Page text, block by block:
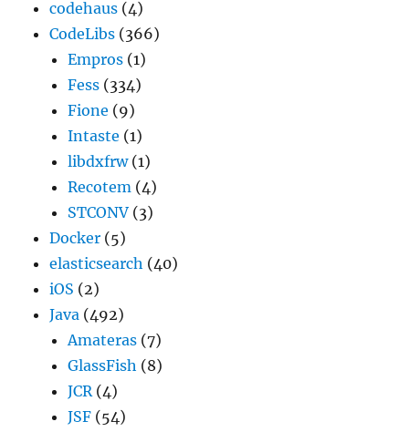
codehaus (4)
CodeLibs (366)
Empros (1)
Fess (334)
Fione (9)
Intaste (1)
libdxfrw(1)
Recotem (4)
STCONV (3)
Docker (5)
elasticsearch (40)
iOS (2)
Java (492)
Amateras (7)
GlassFish (8)
JCR(4)
JSF (54)